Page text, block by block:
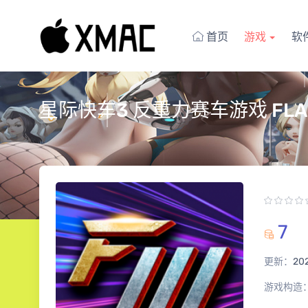
首页 游戏 软
星际快车3 反重力赛车游戏
7
更新：
游戏构造